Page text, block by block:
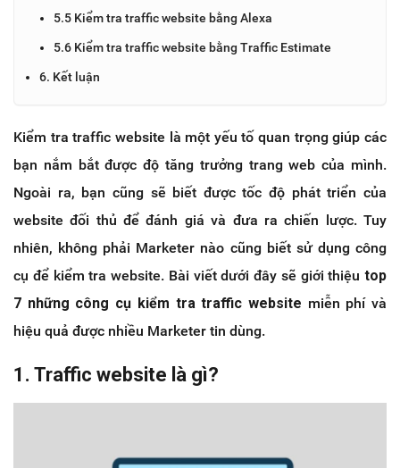
5.5 Kiểm tra traffic website bằng Alexa
5.6 Kiểm tra traffic website bằng Traffic Estimate
6. Kết luận
Kiểm tra traffic website là một yếu tố quan trọng giúp các
bạn nắm bắt được độ tăng trưởng trang web của mình.
Ngoài ra, bạn cũng sẽ biết được tốc độ phát triển của
website đối thủ để đánh giá và đưa ra chiến lược. Tuy
nhiên, không phải Marketer nào cũng biết sử dụng công
cụ để kiểm tra website. Bài viết dưới đây sẽ giới thiệu top
7 những công cụ kiểm tra traffic website miễn phí và
hiệu quả được nhiều Marketer tin dùng.
1. Traffic website là gì?